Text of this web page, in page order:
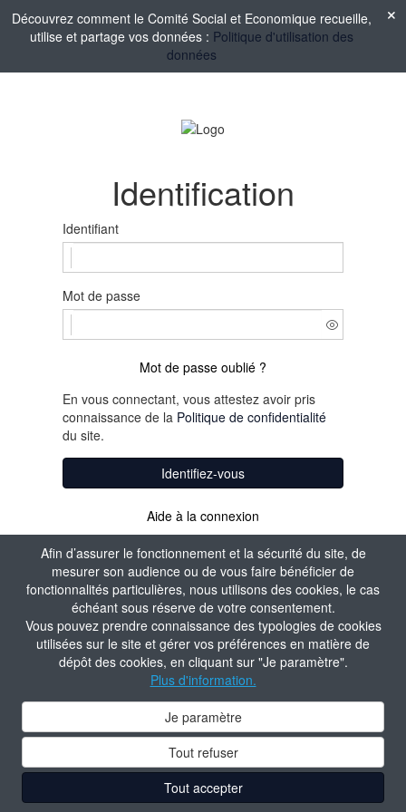
Afin d’assurer le fonctionnement et la sécurité du site, de
mesurer son audience ou de vous faire bénéficier de
fonctionnalités particulières, nous utilisons des cookies, le cas
échéant sous réserve de votre consentement.
Vous pouvez prendre connaissance des typologies de cookies
utilisées sur le site et gérer vos préférences en matière de
dépôt des cookies, en cliquant sur "Je paramètre".
Plus d'information.
Je paramètre
Tout refuser
Tout accepter
Découvrez comment le Comité Social et Economique recueille,
utilise et partage vos données : Politique d'utilisation des
données
Identification
Identifiant
Mot de passe
Mot de passe oublié ?
En vous connectant, vous attestez avoir pris
connaissance de la Politique de confidentialité
du site.
Identifiez-vous
Aide à la connexion